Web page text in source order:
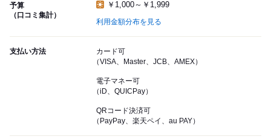
予算
（口コミ集計）
￥1,000～￥1,999
利用金額分布を見る
支払い方法
カード可
（VISA、Master、JCB、AMEX）
電子マネー可
（iD、QUICPay）
QRコード決済可
（PayPay、楽天ペイ、au PAY）